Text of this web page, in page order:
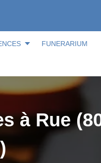
FUNERARIUM
à Rue